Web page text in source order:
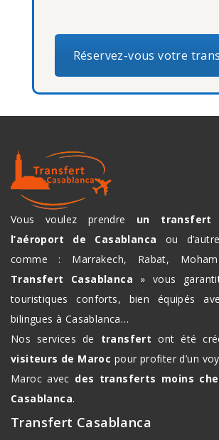
Réservez-vous votre
Vous voulez prendre un
l’aéroport de Casablanca ou
comme : Marrakech, Rabat,
Transfert Casablanca » vous
touristiques conforts, bien équipés
bilingues à Casablanca…
Nos services de transfert ont été
visiteurs de Maroc pour profiter d’un
Maroc avec des transferts moins
Casablanca.
Transfert Casablanca